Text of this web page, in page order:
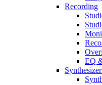
Recording
EQ